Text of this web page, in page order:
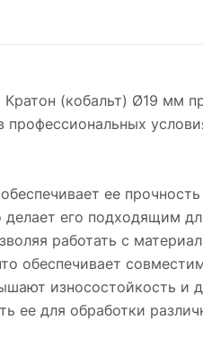
а
(кобальт) Ø19 мм
ее
его подходящим
работать с
обеспечивает
износостойкость и
ее для обработки